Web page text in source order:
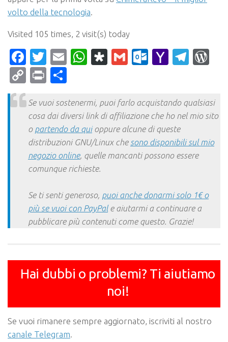
volto della tecnologia.
Visited 105 times, 2 visit(s) today
Facebook
Twitter
EmailWhatsApp
Diaspora
Gmail Yahoo
CopyPrint
Se vuoi sostenermi, puoi farlo acquistando qualsiasi
cosa dai diversi link di affiliazione che ho nel mio sito
o partendo da quioppure alcune di queste
distribuzioni GNU/Linux che sono disponibili sul mio
negozio online, quelle mancanti possono essere
comunque richieste.
Se ti senti generoso, puoi anche donarmi solo 1€ o
più se vuoi con PayPale aiutarmi a continuare a
pubblicare più contenuti come questo. Grazie!
Hai dubbi o problemi? Ti aiutiamo
noi!
Se vuoi rimanere sempre aggiornato, iscriviti al nostro
canale Telegram.